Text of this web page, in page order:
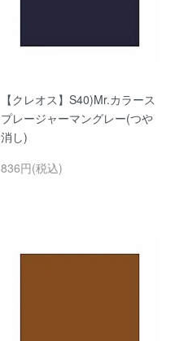
【クレオス】S40)Mr.カラース
プレージャーマングレー(つや
消し)
836円(税込)